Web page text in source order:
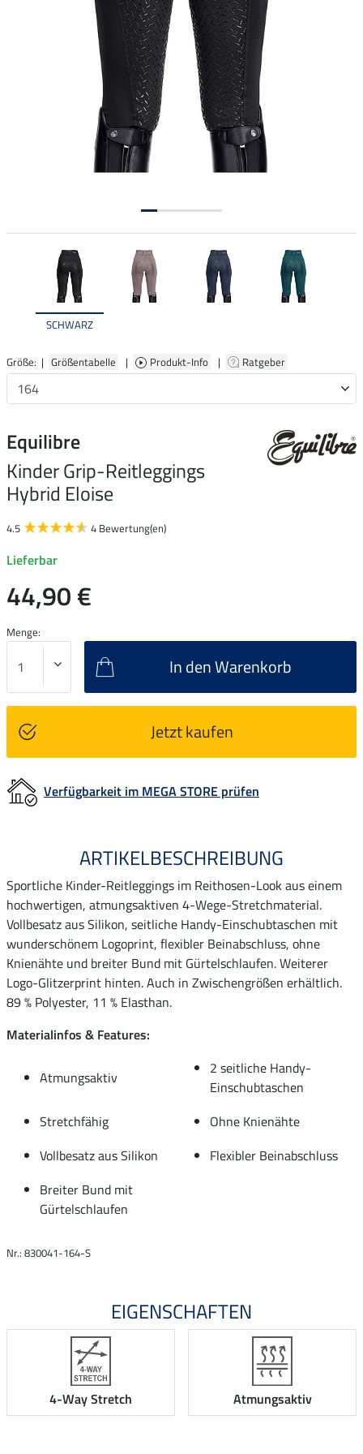
SCHWARZ
Größe: | Größentabelle | Produkt-Info | Ratgeber
Equilibre
Kinder Grip-Reitleggings
Hybrid Eloise
4.5 4 Bewertung(en)
Lieferbar
44,90 €
Menge:
In den Warenkorb
Jetzt kaufen
Verfügbarkeit im MEGA STORE prüfen
ARTIKELBESCHREIBUNG
Sportliche Kinder-Reitleggings im Reithosen-Look aus einem
hochwertigen, atmungsaktiven 4-Wege-Stretchmaterial.
Vollbesatz aus Silikon, seitliche Handy-Einschubtaschen mit
wunderschönem Logoprint, flexibler Beinabschluss, ohne
Knienähte und breiter Bund mit Gürtelschlaufen. Weiterer
Logo-Glitzerprint hinten. Auch in Zwischengrößen erhältlich.
89 % Polyester, 11 % Elasthan.
Materialinfos & Features:
Atmungsaktiv
2 seitliche Handy-
Einschubtaschen
Stretchfähig
Ohne Knienähte
Vollbesatz aus Silikon
Flexibler Beinabschluss
Breiter Bund mit
Gürtelschlaufen
Nr.: 830041-164-S
EIGENSCHAFTEN
4-Way Stretch Atmungsaktiv